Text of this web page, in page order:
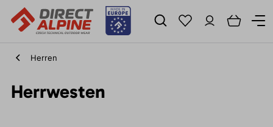
Herren
Herrwesten